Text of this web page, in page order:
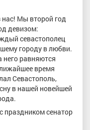
нас! Мы второй год
девизом:
севастополец
городу в любви.
него равняются
время
Севастополь,
в нашей новейшей
праздником сенатор